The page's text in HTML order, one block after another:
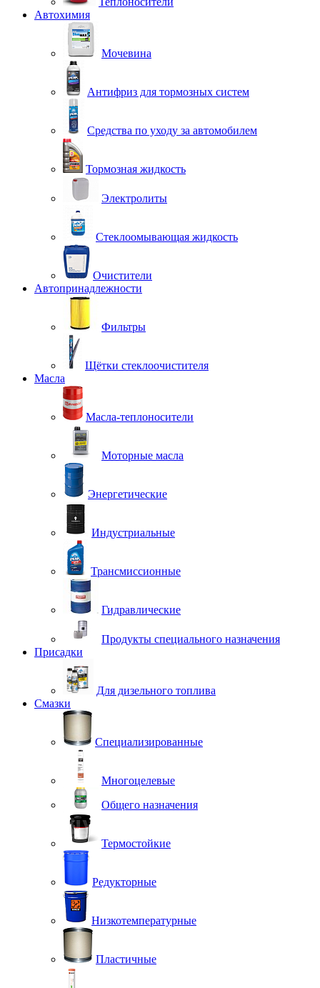
Автохимия
Мочевина
Антифриз для тормозных систем
Средства по уходу за автомобилем
Тормозная жидкость
Электролиты
Стеклоомывающая жидкость
Очистители
Автопринадлежности
Фильтры
Щётки стеклоочистителя
Масла
Масла-теплоносители
Моторные масла
Энергетические
Индустриальные
Трансмиссионные
Гидравлические
Продукты специального назначения
Присадки
Для дизельного топлива
Смазки
Специализированные
Многоцелевые
Общего назначения
Термостойкие
Редукторные
Низкотемпературные
Пластичные